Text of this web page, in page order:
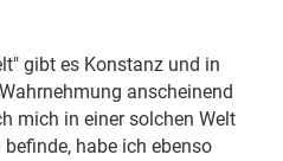
gibt es Konstanz und in
anscheinend
mich in einer solchen Welt
habe ich ebenso